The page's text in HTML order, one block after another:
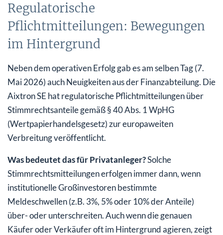
Regulatorische
Pflichtmitteilungen: Bewegungen
im Hintergrund
Neben dem operativen Erfolg gab es am selben Tag (7.
Mai 2026) auch Neuigkeiten aus der Finanzabteilung. Die
Aixtron SE hat regulatorische Pflichtmitteilungen über
Stimmrechtsanteile gemäß § 40 Abs. 1 WpHG
(Wertpapierhandelsgesetz) zur europaweiten
Verbreitung veröffentlicht.
Was bedeutet das für Privatanleger?Solche
Stimmrechtsmitteilungen erfolgen immer dann, wenn
institutionelle Großinvestoren bestimmte
Meldeschwellen (z.B. 3%, 5% oder 10% der Anteile)
über- oder unterschreiten. Auch wenn die genauen
Käufer oder Verkäufer oft im Hintergrund agieren, zeigt